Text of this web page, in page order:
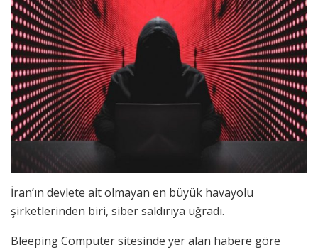
İran’ın devlete ait olmayan en büyük havayolu
şirketlerinden biri, siber saldırıya uğradı.
Bleeping Computer sitesinde yer alan habere göre